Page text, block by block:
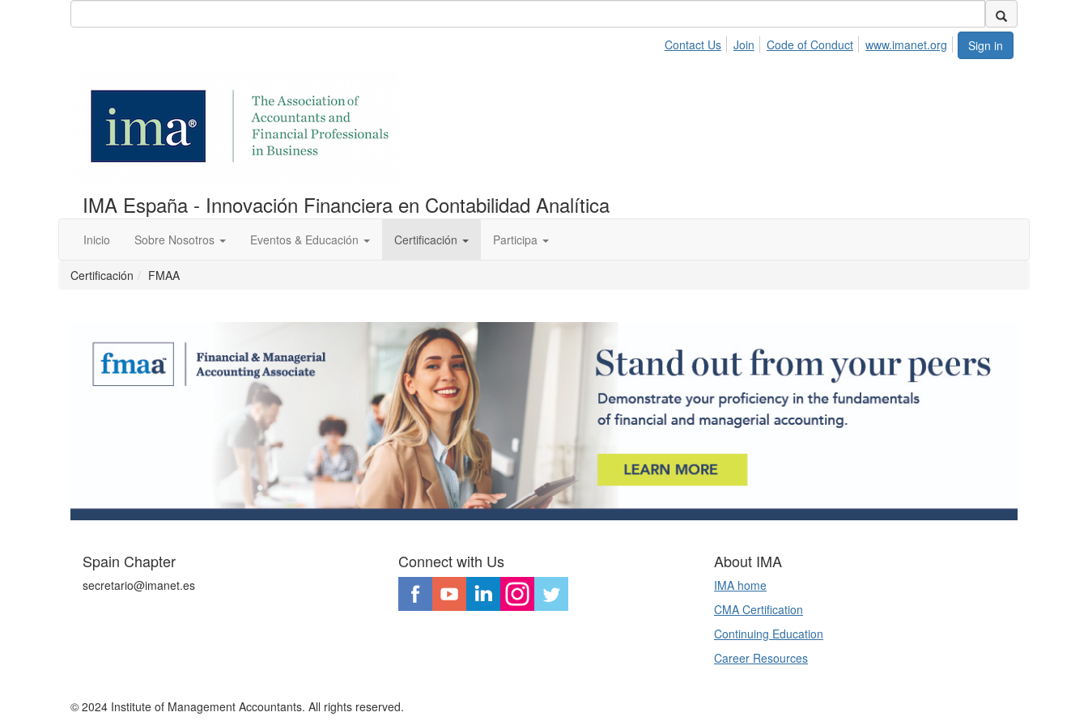
Sign in
Contact Us Join Code of Conduct www.imanet.org
IMA España - Innovación Financiera en Contabilidad Analítica
Inicio Sobre Nosotros Eventos & Educación Certificación Participa
Certificación FMAA
Spain Chapter
secretario@imanet.es
Connect with Us About IMA
IMA home
CMA Certification
Continuing Education
Career Resources
© 2024 Institute of Management Accountants. All rights reserved.